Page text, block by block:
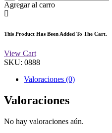
Agregar al carro
This Product Has Been Added To The Cart.
View Cart
SKU: 0888
Valoraciones (0)
Valoraciones
No hay valoraciones aún.